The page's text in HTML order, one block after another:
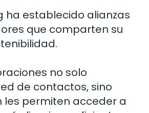
ha establecido alianzas
que comparten su
no solo
de contactos, sino
les permiten acceder a